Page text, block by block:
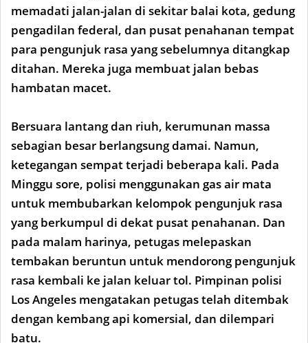
memadati jalan-jalan di sekitar balai kota, gedung
pengadilan federal, dan pusat penahanan tempat
para pengunjuk rasa yang sebelumnya ditangkap
ditahan. Mereka juga membuat jalan bebas
hambatan macet.
Bersuara lantang dan riuh, kerumunan massa
sebagian besar berlangsung damai. Namun,
ketegangan sempat terjadi beberapa kali. Pada
Minggu sore, polisi menggunakan gas air mata
untuk membubarkan kelompok pengunjuk rasa
yang berkumpul di dekat pusat penahanan. Dan
pada malam harinya, petugas melepaskan
tembakan beruntun untuk mendorong pengunjuk
rasa kembali ke jalan keluar tol. Pimpinan polisi
Los Angeles mengatakan petugas telah ditembak
dengan kembang api komersial, dan dilempari
batu.